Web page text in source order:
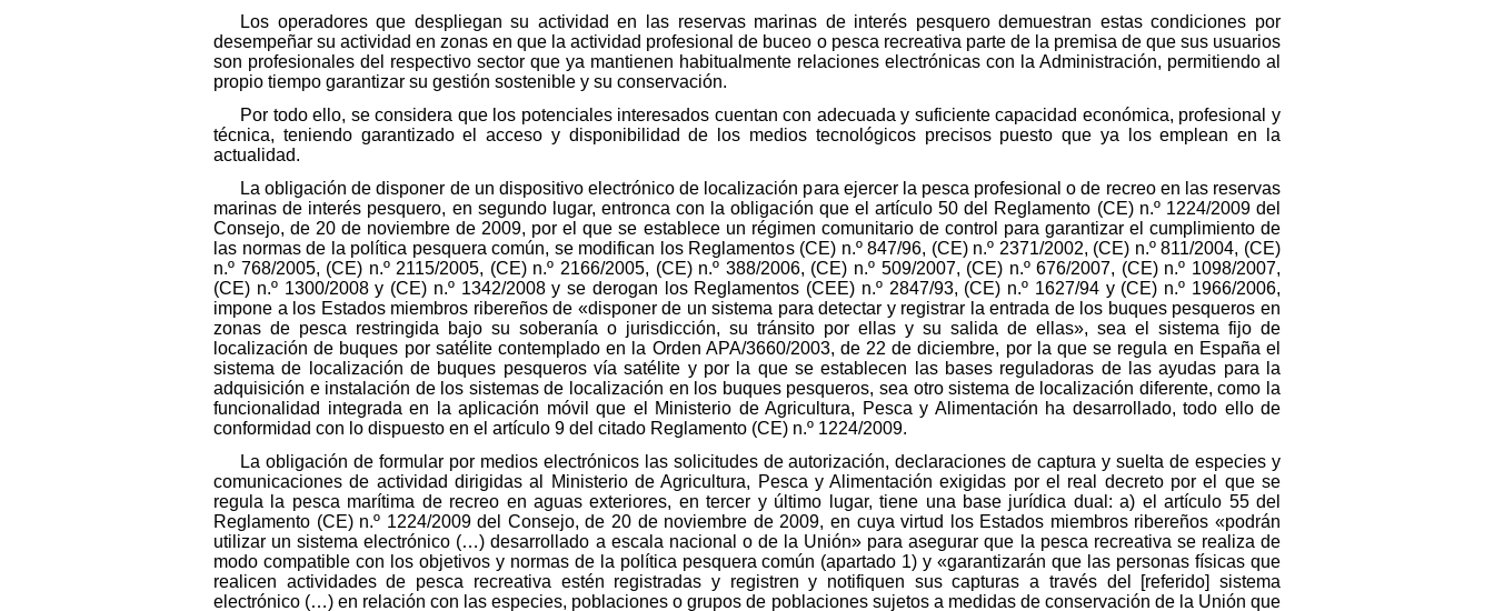
Los operadores que despliegan su actividad en las reservas marinas de interés pesquero demuestran estas condiciones por
desempeñar su actividad en zonas en que la actividad profesional de buceo o pesca recreativa parte de la premisa de que sus usuarios
son profesionales del respectivo sector que ya mantienen habitualmente relaciones electrónicas con la Administración, permitiendo al
propio tiempo garantizar su gestión sostenible y su conservación.
Por todo ello, se considera que los potenciales interesados cuentan con adecuada y suficiente capacidad económica, profesional y
técnica, teniendo garantizado el acceso y disponibilidad de los medios tecnológicos precisos puesto que ya los emplean en la
actualidad.
La obligación de disponer de un dispositivo electrónico de localización para ejercer la pesca profesional o de recreo en las reservas
marinas de interés pesquero, en segundo lugar, entronca con la obligación que el artículo 50 del Reglamento (CE) n.º 1224/2009 del
Consejo, de 20 de noviembre de 2009, por el que se establece un régimen comunitario de control para garantizar el cumplimiento de
las normas de la política pesquera común, se modifican los Reglamentos (CE) n.º 847/96, (CE) n.º 2371/2002, (CE) n.º 811/2004, (CE)
n.º 768/2005, (CE) n.º 2115/2005, (CE) n.º 2166/2005, (CE) n.º 388/2006, (CE) n.º 509/2007, (CE) n.º 676/2007, (CE) n.º 1098/2007,
(CE) n.º 1300/2008 y (CE) n.º 1342/2008 y se derogan los Reglamentos (CEE) n.º 2847/93, (CE) n.º 1627/94 y (CE) n.º 1966/2006,
impone a los Estados miembros ribereños de «disponer de un sistema para detectar y registrar la entrada de los buques pesqueros en
zonas de pesca restringida bajo su soberanía o jurisdicción, su tránsito por ellas y su salida de ellas», sea el sistema fijo de
localización de buques por satélite contemplado en la Orden APA/3660/2003, de 22 de diciembre, por la que se regula en España el
sistema de localización de buques pesqueros vía satélite y por la que se establecen las bases reguladoras de las ayudas para la
adquisición e instalación de los sistemas de localización en los buques pesqueros, sea otro sistema de localización diferente, como la
funcionalidad integrada en la aplicación móvil que el Ministerio de Agricultura, Pesca y Alimentación ha desarrollado, todo ello de
conformidad con lo dispuesto en el artículo 9 del citado Reglamento (CE) n.º 1224/2009.
La obligación de formular por medios electrónicos las solicitudes de autorización, declaraciones de captura y suelta de especies y
comunicaciones de actividad dirigidas al Ministerio de Agricultura, Pesca y Alimentación exigidas por el real decreto por el que se
regula la pesca marítima de recreo en aguas exteriores, en tercer y último lugar, tiene una base jurídica dual: a) el artículo 55 del
Reglamento (CE) n.º 1224/2009 del Consejo, de 20 de noviembre de 2009, en cuya virtud los Estados miembros ribereños «podrán
utilizar un sistema electrónico (…) desarrollado a escala nacional o de la Unión» para asegurar que la pesca recreativa se realiza de
modo compatible con los objetivos y normas de la política pesquera común (apartado 1) y «garantizarán que las personas físicas que
realicen actividades de pesca recreativa estén registradas y registren y notifiquen sus capturas a través del [referido] sistema
electrónico (…) en relación con las especies, poblaciones o grupos de poblaciones sujetos a medidas de conservación de la Unión que